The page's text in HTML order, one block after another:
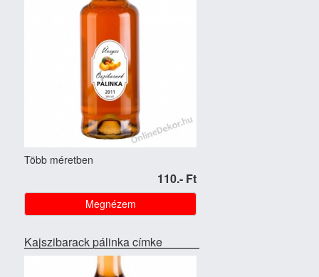
Több méretben
110.- Ft
Megnézem
Kajszibarack pálinka címke